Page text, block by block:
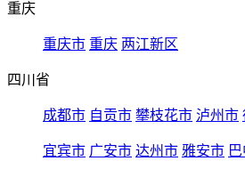
重庆
重庆市 重庆 两江新区
四川省
成都市 自贡市 攀枝花市 泸州市
宜宾市 广安市 达州市 雅安市